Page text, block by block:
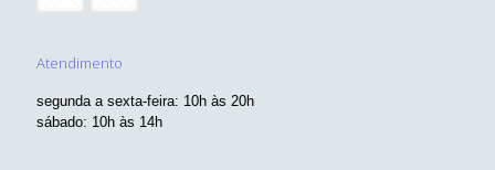
Atendimento
segunda a sexta-feira: 10h às 20h
sábado: 10h às 14h